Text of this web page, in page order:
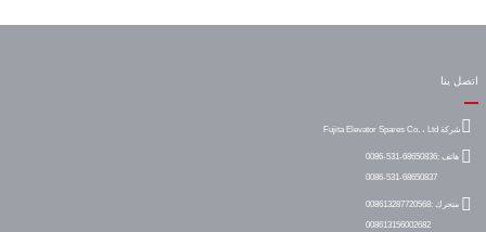
اتصل بنا
شركة Fujita Elevator Spares Co. ، Ltd
هاتف :0086-531-68650836
0086-531-68650837
متحرك :008613287720568
008613156002682